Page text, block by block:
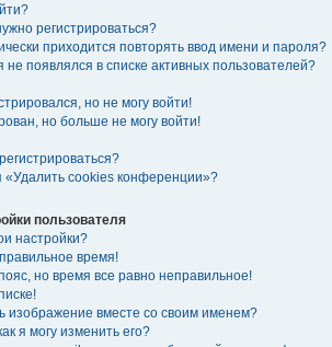
регистрироваться?
приходится повторять ввод имени и пароля?
не появлялся в списке активных пользователей?
но не могу войти!
но больше не могу войти!
«Удалить cookies конференции»?
пользователя
настройки?
время!
но время все равно неправильное!
изображение вместе со своим именем?
я могу изменить его?